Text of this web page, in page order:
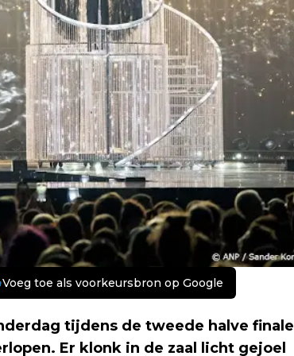
Voeg toe als voorkeursbron op Google
tijdens de tweede halve finale
Er klonk in de zaal licht gejoel